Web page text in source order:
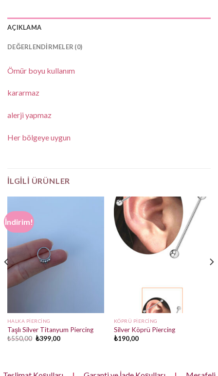
AÇIKLAMA
DEĞERLENDIRMELER (0)
Ömür boyu kullanım
kararmaz
alerji yapmaz
Her bölgeye uygun
İLGILI ÜRÜNLER
İndirim!
HALKA PIERCING
Taşlı Silver Titanyum Piercing
₺550,00 Orijinal
₺399,00Şu
KÖPRÜ PIERCING
Silver Köprü Piercing
₺190,00